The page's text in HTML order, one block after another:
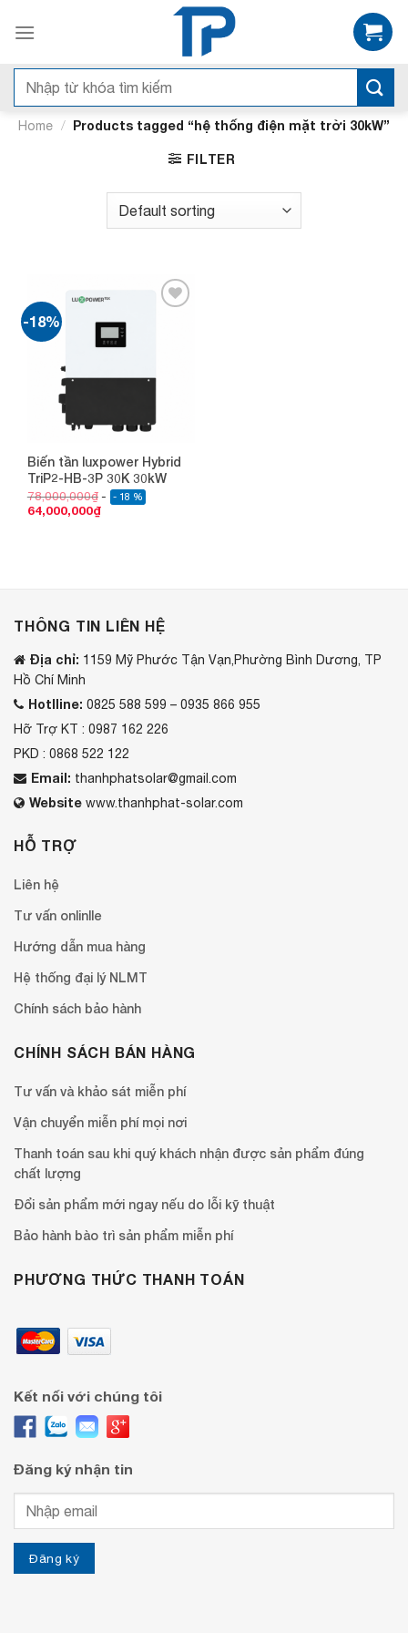
qua
dungSearch
Home / Products tagged “hệ thống điện mặt trời 30kW”
FILTER
-18%
Biến tần luxpower Hybrid
TriP2-HB-3P 30K 30kW
78,000,000₫ - 18 %
64,000,000₫
THÔNG TIN LIÊN HỆ
Địa chỉ: 1159 Mỹ Phước Tận Vạn,Phường Bình Dương, TP
Hồ Chí Minh
Hotlline: 0825 588 599 – 0935 866 955
Hỡ Trợ KT : 0987 162 226
PKD : 0868 522 122
Email: thanhphatsolar@gmail.com
Website www.thanhphat-solar.com
HỖ TRỢ
Liên hệ
Tư vấn onlinlle
Hướng dẫn mua hàng
Hệ thống đại lý NLMT
Chính sách bảo hành
CHÍNH SÁCH BÁN HÀNG
Tư vấn và khảo sát miễn phí
Vận chuyển miễn phí mọi nơi
Thanh toán sau khi quý khách nhận được sản phẩm đúng
chất lượng
Đổi sản phẩm mới ngay nếu do lỗi kỹ thuật
Bảo hành bào trì sản phẩm miễn phí
PHƯƠNG THỨC THANH TOÁN
Kết nối với chúng tôi
Đăng ký nhận tin